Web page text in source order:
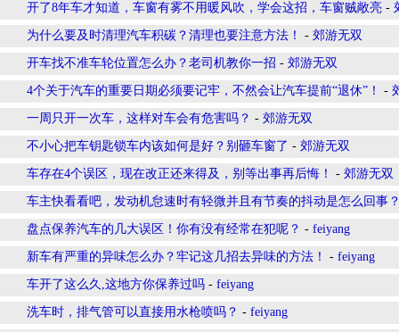
开了8年车才知道，车窗有雾不用暖风吹，学会这招，车窗贼敞亮 -
为什么要及时清理汽车积碳？清理也要注意方法！ - 郊游无双
开车找不准车轮位置怎么办？老司机教你一招 - 郊游无双
4个关于汽车的重要日期必须要记牢，不然会让汽车提前“退休”！ -
一周只开一次车，这样对车会有危害吗？ - 郊游无双
不小心把车钥匙锁车内该如何是好？别砸车窗了 - 郊游无双
车存在4个误区，现在改正还来得及，别等出事再后悔！ - 郊游无双
车主快看看吧，发动机怠速时有轻微并且有节奏的抖动是怎么回事
盘点保养汽车的几大误区！你有没有经常在犯呢？ - feiyang
新车有严重的异味怎么办？牢记这几招去异味的方法！ - feiyang
车开了这么久,这地方你保养过吗 - feiyang
洗车时，排气管可以直接用水枪喷吗？ - feiyang